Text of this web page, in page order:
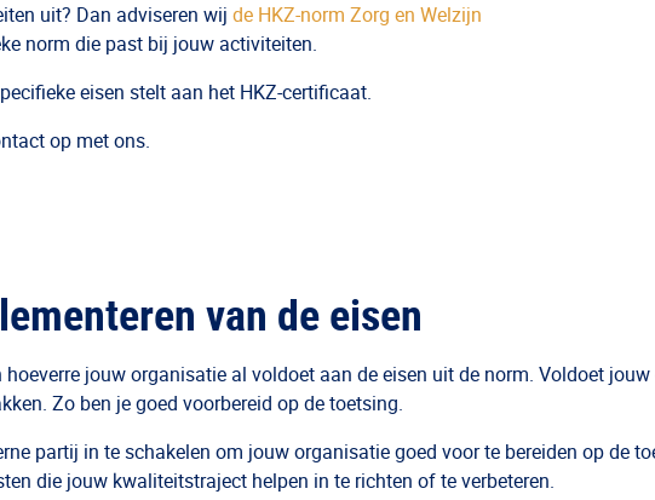
uit? Dan adviseren wij de HKZ-norm Zorg en Welzijn
norm die past bij jouw activiteiten.
eisen stelt aan het HKZ-certificaat.
op met ons.
van de eisen
hoeverre jouw organisatie al voldoet aan de eisen uit de norm. Voldoet
Zo ben je goed voorbereid op de toetsing.
partij in te schakelen om jouw organisatie goed voor te bereiden op de
die jouw kwaliteitstraject helpen in te richten of te verbeteren.